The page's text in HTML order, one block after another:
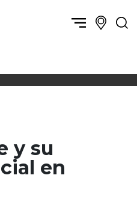
obrera
la Docta
diverse
la ciudad
y zona
y zona
Paz
y su
en